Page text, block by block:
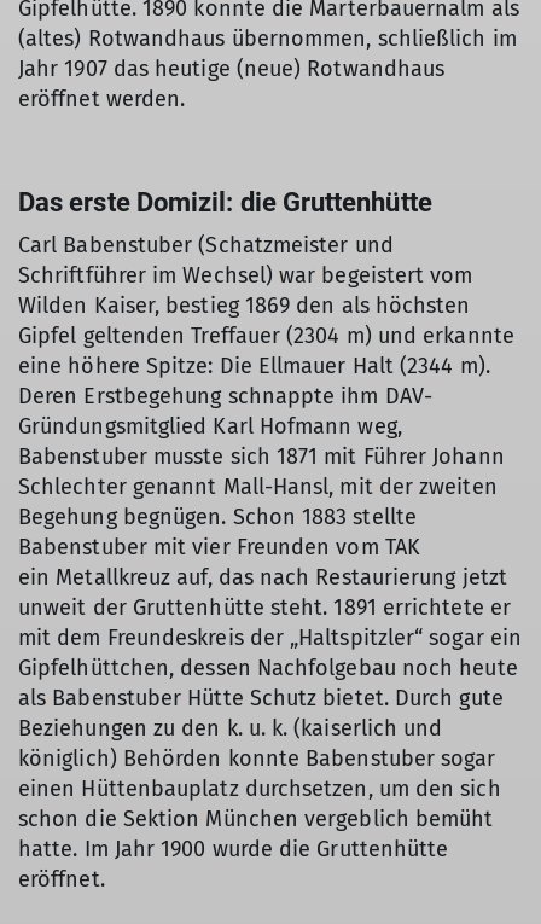
Gipfelhütte. 1890 konnte die Marterbauernalm als
(altes) Rotwandhaus übernommen, schließlich im
Jahr 1907 das heutige (neue) Rotwandhaus
eröffnet werden.
Das erste Domizil: die Gruttenhütte
Carl Babenstuber (Schatzmeister und
Schriftführer im Wechsel) war begeistert vom
Wilden Kaiser, bestieg 1869 den als höchsten
Gipfel geltenden Treffauer (2304 m) und erkannte
eine höhere Spitze: Die Ellmauer Halt (2344 m).
Deren Erstbegehung schnappte ihm DAV-
Gründungsmitglied Karl Hofmann weg,
Babenstuber musste sich 1871 mit Führer Johann
Schlechter genannt Mall-Hansl, mit der zweiten
Begehung begnügen. Schon 1883 stellte
Babenstuber mit vier Freunden vom TAK
ein Metallkreuz auf, das nach Restaurierung jetzt
unweit der Gruttenhütte steht. 1891 errichtete er
mit dem Freundeskreis der „Haltspitzler“ sogar ein
Gipfelhüttchen, dessen Nachfolgebau noch heute
als Babenstuber Hütte Schutz bietet. Durch gute
Beziehungen zu den k. u. k. (kaiserlich und
königlich) Behörden konnte Babenstuber sogar
einen Hüttenbauplatz durchsetzen, um den sich
schon die Sektion München vergeblich bemüht
hatte. Im Jahr 1900 wurde die Gruttenhütte
eröffnet.